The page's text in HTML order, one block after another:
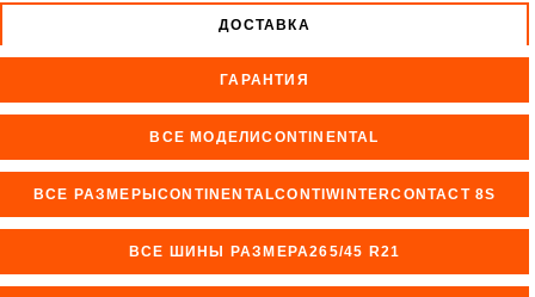
ДОСТАВКА
ГАРАНТИЯ
ВСЕ МОДЕЛИCONTINENTAL
ВСЕ РАЗМЕРЫCONTINENTALCONTIWINTERCONTACT 8S
ВСЕ ШИНЫ РАЗМЕРА265/45 R21